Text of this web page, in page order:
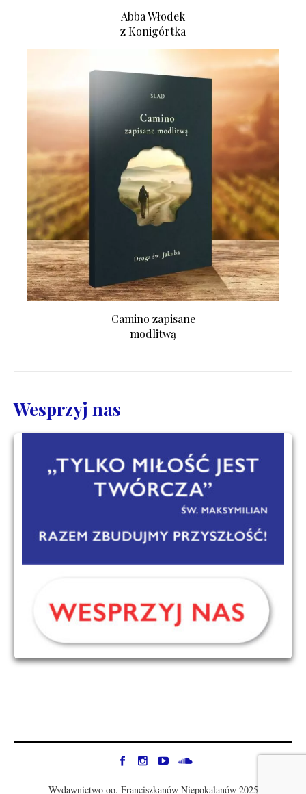
Abba Włodek
z Konigórtka
Camino zapisane
modlitwą
Wesprzyj nas
Wydawnictwo oo. Franciszkanów Niepokalanów 2025